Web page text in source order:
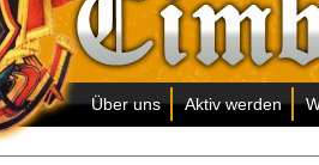
Über uns Aktiv werden